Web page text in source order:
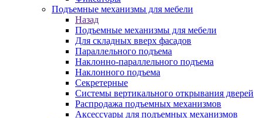
Подъемные механизмы для мебели
Назад
Подъемные механизмы для мебели
Для складных вверх фасадов
Параллельного подъема
Наклонно-параллельного подъема
Наклонного подъема
Секретерные
Системы вертикального открывания дверей
Распродажа подъемных механизмов
Аксессуары для подъемных механизмов